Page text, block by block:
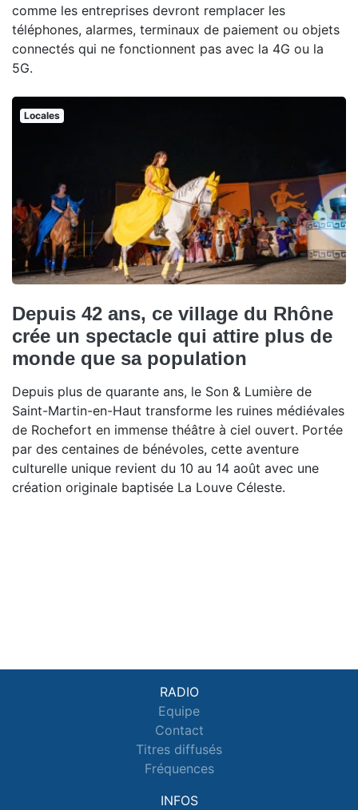
comme les entreprises devront remplacer les
téléphones, alarmes, terminaux de paiement ou objets
connectés qui ne fonctionnent pas avec la 4G ou la
5G.
Locales
Depuis 42 ans, ce village du Rhône
crée un spectacle qui attire plus de
monde que sa population
Depuis plus de quarante ans, le Son & Lumière de
Saint-Martin-en-Haut transforme les ruines médiévales
de Rochefort en immense théâtre à ciel ouvert. Portée
par des centaines de bénévoles, cette aventure
culturelle unique revient du 10 au 14 août avec une
création originale baptisée La Louve Céleste.
RADIO
Equipe
Contact
Titres diffusés
Fréquences
INFOS